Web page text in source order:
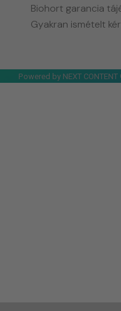
Biohort garancia
Gyakran ismételt
Powered by NEXT